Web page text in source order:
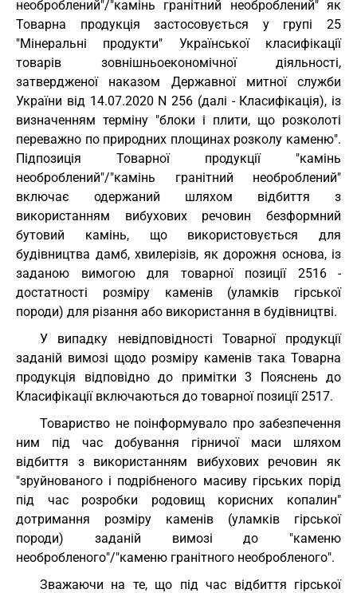
необроблений"/"камінь гранітний необроблений" як
Товарна продукція застосовується у групі 25
"Мінеральні продукти" Української класифікації
товарів зовнішньоекономічної діяльності,
затвердженої наказом Державної митної служби
України від 14.07.2020 N 256 (далі - Класифікація), із
визначенням терміну "блоки і плити, що розколоті
переважно по природних площинах розколу каменю".
Підпозиція Товарної продукції "камінь
необроблений"/"камінь гранітний необроблений"
включає одержаний шляхом відбиття з
використанням вибухових речовин безформний
бутовий камінь, що використовується для
будівництва дамб, хвилерізів, як дорожня основа, із
заданою вимогою для товарної позиції 2516 -
достатності розміру каменів (уламків гірської
породи) для різання або використання в будівництві.
У випадку невідповідності Товарної продукції
заданій вимозі щодо розміру каменів така Товарна
продукція відповідно до примітки 3 Пояснень до
Класифікації включаються до товарної позиції 2517.
Товариство не поінформувало про забезпечення
ним під час добування гірничої маси шляхом
відбиття з використанням вибухових речовин як
"зруйнованого і подрібненого масиву гірських порід
під час розробки родовищ корисних копалин"
дотримання розміру каменів (уламків гірської
породи) заданій вимозі до "каменю
необробленого"/"каменю гранітного необробленого".
Зважаючи на те, що під час відбиття гірської